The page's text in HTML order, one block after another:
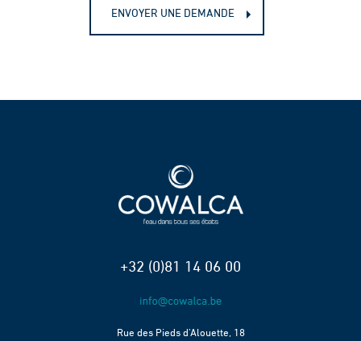
ENVOYER UNE DEMANDE
+32 (0)81 14 06 00
Rue des Pieds d’Alouette, 18